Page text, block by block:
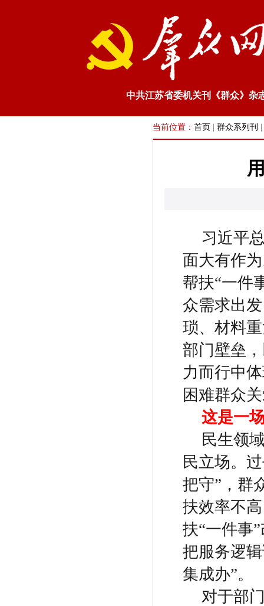
中共江苏省委机关刊《群众》杂
当前位置： 首页 群众系列刊
习近平
面大有作
帮扶“一件
众需求出
琐、材料
部门壁垒
力而行中
困难群众
这是一
民生领
民立场。
把守” ，群
扶效率不
扶“一件事”
把服务逻
集成办”。
对于部